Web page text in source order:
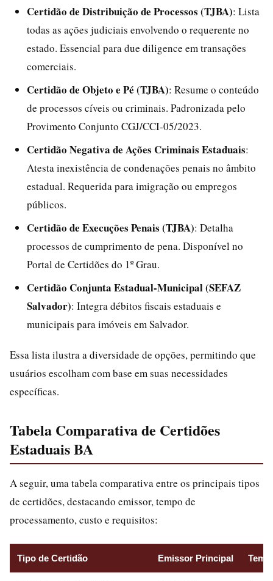
Certidão de Distribuição de Processos (TJBA): Lista
todas as ações judiciais envolvendo o requerente no
estado. Essencial para due diligence em transações
comerciais.
Certidão de Objeto e Pé (TJBA): Resume o conteúdo
de processos cíveis ou criminais. Padronizada pelo
Provimento Conjunto CGJ/CCI-05/2023.
Certidão Negativa de Ações Criminais Estaduais:
Atesta inexistência de condenações penais no âmbito
estadual. Requerida para imigração ou empregos
públicos.
Certidão de Execuções Penais (TJBA): Detalha
processos de cumprimento de pena. Disponível no
Portal de Certidões do 1º Grau.
Certidão Conjunta Estadual-Municipal (SEFAZ
Salvador): Integra débitos fiscais estaduais e
municipais para imóveis em Salvador.
Essa lista ilustra a diversidade de opções, permitindo que
usuários escolham com base em suas necessidades
específicas.
Tabela Comparativa de Certidões
Estaduais BA
A seguir, uma tabela comparativa entre os principais tipos
de certidões, destacando emissor, tempo de
processamento, custo e requisitos:
Tipo de Certidão Emissor Principal